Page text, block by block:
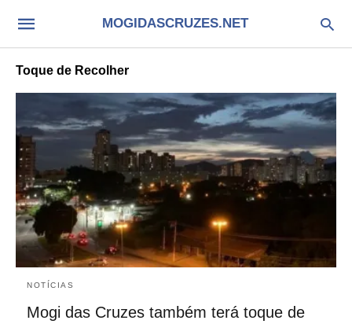
MOGIDASCRUZES.NET
Toque de Recolher
NOTÍCIAS
Mogi das Cruzes também terá toque de